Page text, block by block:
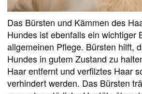
Das Bürsten und Kämmen des
Hundes ist ebenfalls ein wichtiger
allgemeinen Pflege. Bürsten hilft,
Hundes in gutem Zustand zu
Haar entfernt und verfilztes Haar
verhindert werden. Das Bürsten